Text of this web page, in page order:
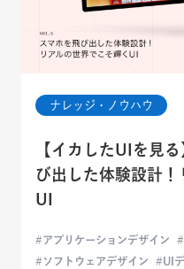
ナレッジ・ノウハウ
【イカしたUIを見
び出した体験設計！
UI
アプリケーションデザイン
ソフトウェアデザイン
UI